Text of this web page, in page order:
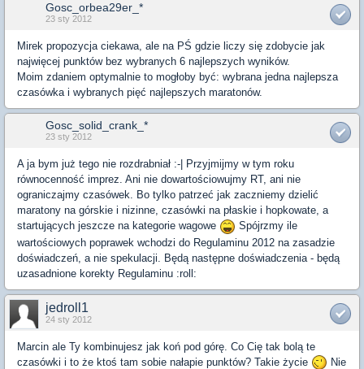
Gosc_orbea29er_*
23 sty 2012
Mirek propozycja ciekawa, ale na PŚ gdzie liczy się zdobycie jak
najwięcej punktów bez wybranych 6 najlepszych wyników.
Moim zdaniem optymalnie to mogłoby być: wybrana jedna najlepsza
czasówka i wybranych pięć najlepszych maratonów.
Gosc_solid_crank_*
23 sty 2012
A ja bym już tego nie rozdrabniał :-| Przyjmijmy w tym roku
równocenność imprez. Ani nie dowartościowujmy RT, ani nie
ograniczajmy czasówek. Bo tylko patrzeć jak zaczniemy dzielić
maratony na górskie i nizinne, czasówki na płaskie i hopkowate, a
startujących jeszcze na kategorie wagowe
Spójrzmy ile
wartościowych poprawek wchodzi do Regulaminu 2012 na zasadzie
doświadczeń, a nie spekulacji. Będą następne doświadczenia - będą
uzasadnione korekty Regulaminu :roll:
jedroll1
24 sty 2012
Marcin ale Ty kombinujesz jak koń pod górę. Co Cię tak bolą te
czasówki i to że ktoś tam sobie nałapie punktów? Takie życie
Nie